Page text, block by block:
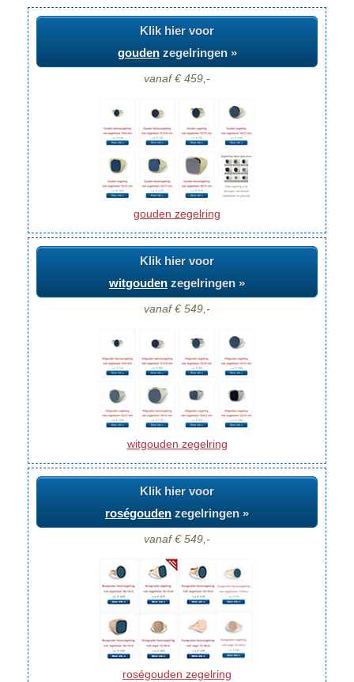
Klik hier voor
goudenzegelringen »
vanaf € 459,-
gouden zegelring
Klik hier voor
witgouden zegelringen »
vanaf € 549,-
witgouden zegelring
Klik hier voor
roségouden zegelringen »
vanaf € 549,-
roségouden zegelring